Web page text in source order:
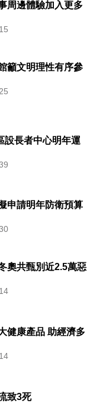
周邊體驗加入更多
籲文明理性有序參
設長者中心明年運
申請明年防衛預算
奧共甄別近2.5萬惡
健康產品 助經濟多
致3死